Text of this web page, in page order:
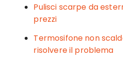
Pulisci scarpe da
prezzi
Termosifone non
risolvere il problema